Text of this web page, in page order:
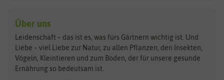
Kräutersamen
Obstsamen
Pilzbrut
Rasensamen
Steckzwiebeln
Benary
Bingenheimer Saatgut
Bionana
Dürr-Samen
Über uns
Leidenschaft – das ist es, was fürs Gärtnern wichtig ist. Und
Liebe – viel Liebe zur Natur, zu allen Pflanzen, den Insekten,
Vögeln, Kleintieren und zum Boden, der für unsere gesunde
Ernährung so bedeutsam ist.